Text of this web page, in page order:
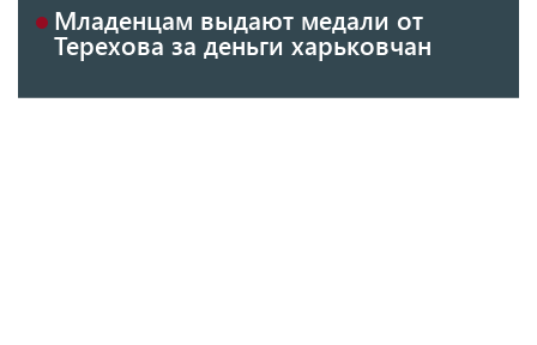
Младенцам выдают медали от
Терехова за деньги харьковчан